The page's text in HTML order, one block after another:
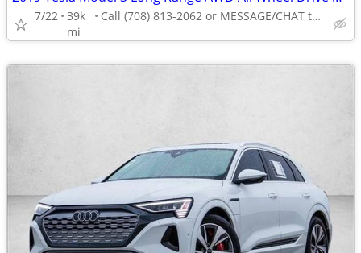
7/22 39k
mi
Call (708) 813-2062 or MESSAGE/CHAT to confirm availability